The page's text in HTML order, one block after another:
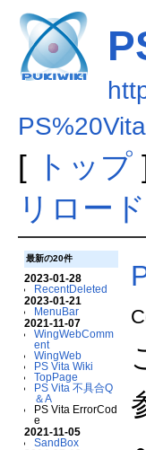
[ トップ
リロード
最新の20件
2023-01-28
RecentDeleted
2023-01-21
MenuBar
2021-11-07
WingWebComm
ent
WingWeb
PS Vita Wiki
TopPage
PS Vita 不具合Q
＆A
PS Vita ErrorCod
e
2021-11-05
SandBox